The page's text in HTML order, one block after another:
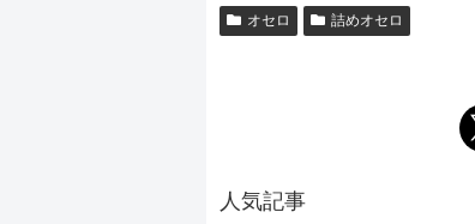
オセロ 詰めオセロ
人気記事